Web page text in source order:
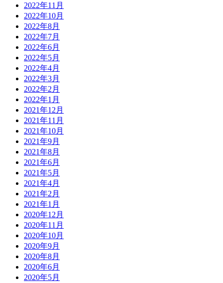
2022年11月
2022年10月
2022年8月
2022年7月
2022年6月
2022年5月
2022年4月
2022年3月
2022年2月
2022年1月
2021年12月
2021年11月
2021年10月
2021年9月
2021年8月
2021年6月
2021年5月
2021年4月
2021年2月
2021年1月
2020年12月
2020年11月
2020年10月
2020年9月
2020年8月
2020年6月
2020年5月